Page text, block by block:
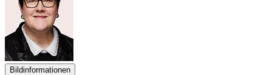
Bildinformationen